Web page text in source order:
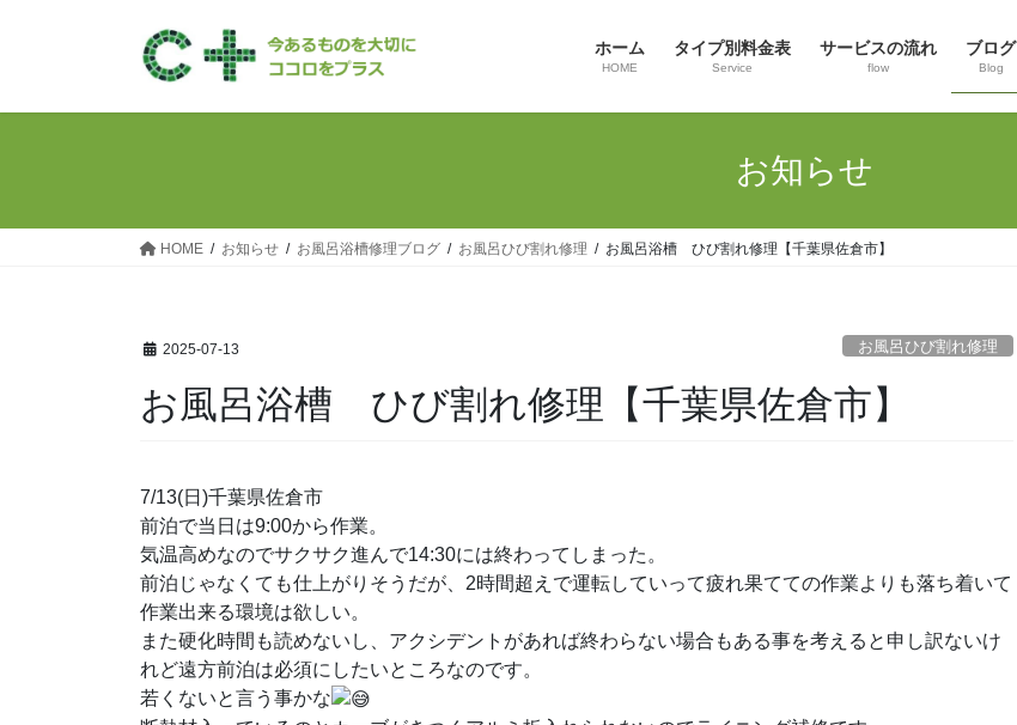
ホーム
HOME
タイプ別料金表
Service
サービスの流れ
flow
ブログ
Blog
お知らせ
HOME お知らせ お風呂浴槽修理ブログ お風呂ひび割れ修理 お風呂浴槽 ひび割れ修理【千葉県佐倉市】
2025-07-13 お風呂ひび割れ修理
お風呂浴槽 ひび割れ修理【千葉県佐倉市】
7/13(日)千葉県佐倉市
前泊で当日は9:00から作業。
気温高めなのでサクサク進んで14:30には終わってしまった。
前泊じゃなくても仕上がりそうだが、2時間超えで運転していって疲れ果てての作業よりも落ち着いて
作業出来る環境は欲しい。
また硬化時間も読めないし、アクシデントがあれば終わらない場合もある事を考えると申し訳ないけ
れど遠方前泊は必須にしたいところなのです。
若くないと言う事かな